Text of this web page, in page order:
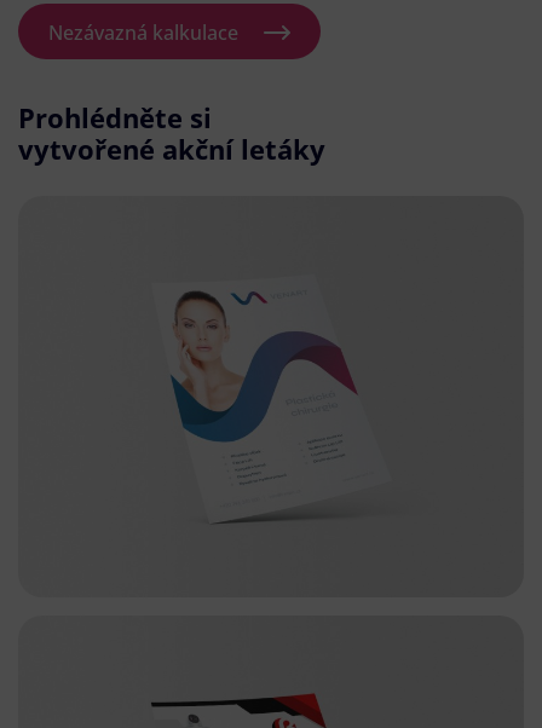
Nezávazná kalkulace
Prohlédněte si
vytvořené akční letáky